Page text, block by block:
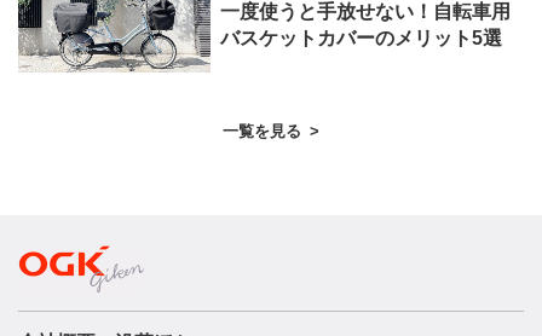
一度使うと手放せない！自転車用
バスケットカバーのメリット5選
一覧を見る >